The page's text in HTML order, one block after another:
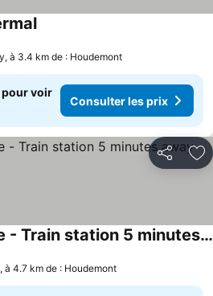
à 3.4 km de : Houdemont
pour voir
Consulter les prix
Partager
Studio Hypercentre - Train station 5 minutes away
à 4.7 km de : Houdemont